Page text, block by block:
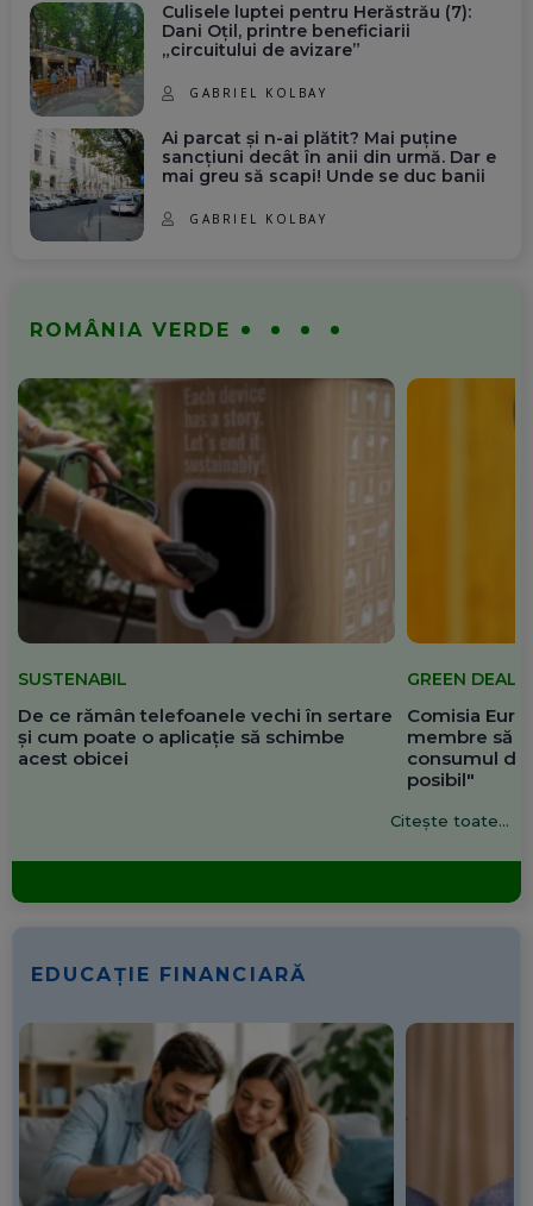
Culisele luptei pentru Herăstrău (7):
Dani Oțil, printre beneficiarii
„circuitului de avizare”
GABRIEL KOLBAY
Ai parcat și n-ai plătit? Mai puține
sancțiuni decât în anii din urmă. Dar e
mai greu să scapi! Unde se duc banii
GABRIEL KOLBAY
ROMÂNIA VERDE
SUSTENABIL
De ce rămân telefoanele vechi în sertare
și cum poate o aplicație să schimbe
acest obicei
GREEN DEAL
Comisia
membre să
consumul de
posibil"
Citește toate...
EDUCAȚIE FINANCIARĂ